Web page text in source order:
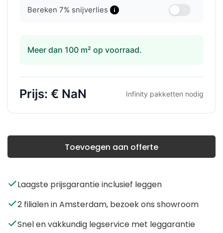
Bereken 7% snijverlies
Meer dan 100 m² op voorraad.
Prijs: € NaN Infinity pakketten nodig
Toevoegen aan offerte
Laagste prijsgarantie inclusief leggen
2 filialen in Amsterdam, bezoek ons showroom
Snel en vakkundig legservice met leggarantie